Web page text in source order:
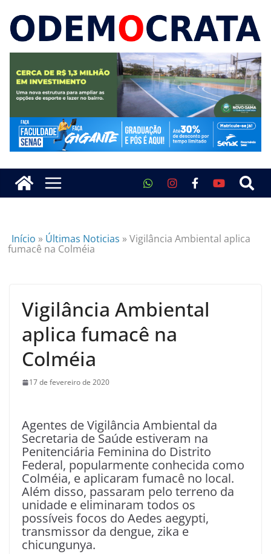
Início » Últimas Noticias »Vigilância Ambiental aplica
fumacê na Colméia
Vigilância Ambiental
aplica fumacê na
Colméia
17 de fevereiro de 2020
Agentes de Vigilância Ambiental da
Secretaria de Saúde estiveram na
Penitenciária Feminina do Distrito
Federal, popularmente conhecida como
Colméia, e aplicaram fumacê no local.
Além disso, passaram pelo terreno da
unidade e eliminaram todos os
possíveis focos do Aedes aegypti,
transmissor da dengue, zika e
chicungunya.